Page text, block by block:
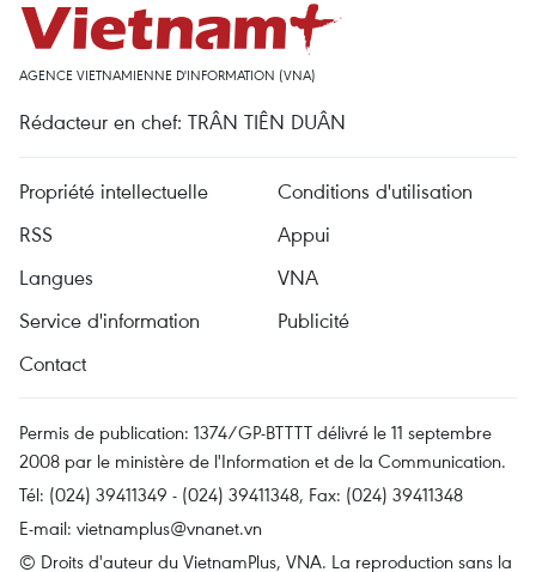
AGENCE VIETNAMIENNE D'INFORMATION (VNA)
Rédacteur en chef: TRÂN TIÊN DUÂN
Propriété intellectuelle
Conditions d'utilisation
RSS
Appui
Langues
VNA
Service d'information
Publicité
Contact
Permis de publication: 1374/GP-BTTTT délivré le 11 septembre
2008 par le ministère de l'Information et de la Communication.
Tél: (024) 39411349 - (024) 39411348, Fax: (024) 39411348
E-mail: vietnamplus@vnanet.vn
© Droits d'auteur du VietnamPlus, VNA. La reproduction sans la